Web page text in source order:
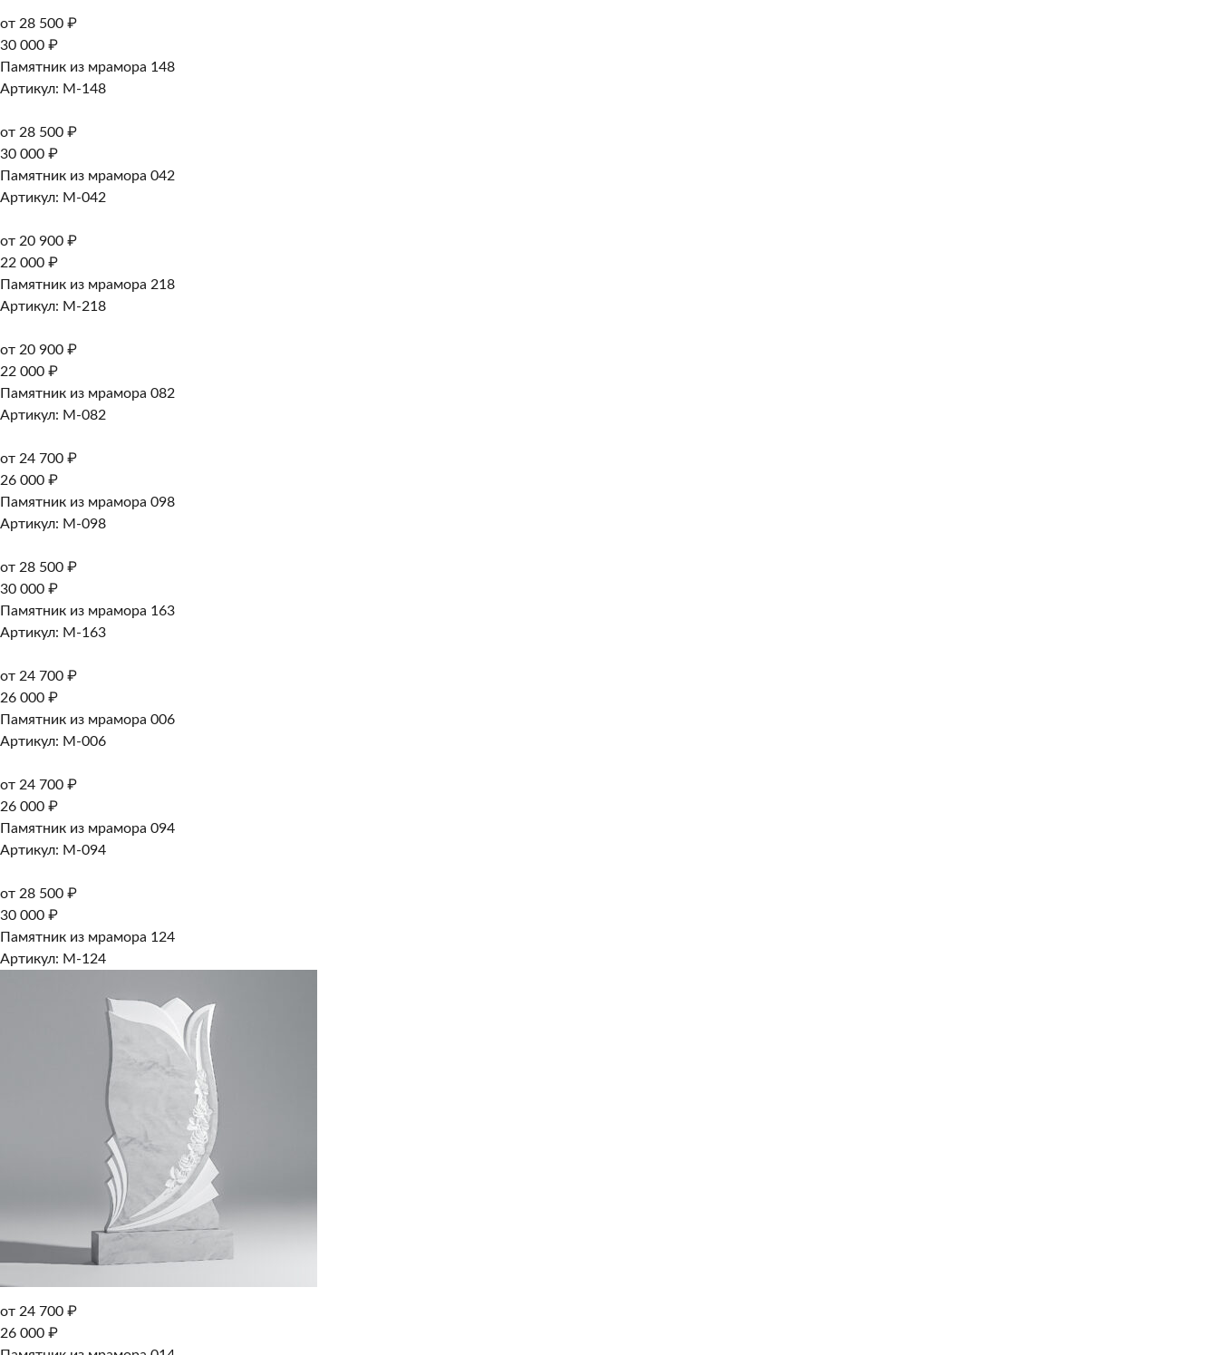
от 28 500 ₽
30 000 ₽
Памятник из мрамора 148
Артикул: M-148
от 28 500 ₽
30 000 ₽
Памятник из мрамора 042
Артикул: M-042
от 20 900 ₽
22 000 ₽
Памятник из мрамора 218
Артикул: M-218
от 20 900 ₽
22 000 ₽
Памятник из мрамора 082
Артикул: M-082
от 24 700 ₽
26 000 ₽
Памятник из мрамора 098
Артикул: M-098
от 28 500 ₽
30 000 ₽
Памятник из мрамора 163
Артикул: M-163
от 24 700 ₽
26 000 ₽
Памятник из мрамора 006
Артикул: M-006
от 24 700 ₽
26 000 ₽
Памятник из мрамора 094
Артикул: M-094
от 28 500 ₽
30 000 ₽
Памятник из мрамора 124
Артикул: M-124
от 24 700 ₽
26 000 ₽